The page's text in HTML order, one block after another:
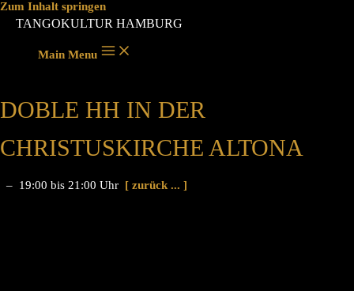
Zum Inhalt springen
TANGOKULTUR HAMBURG
Main Menu
DOBLE HH IN DER
CHRISTUSKIRCHE ALTONA
– 19:00 bis 21:00 Uhr [ zurück ... ]